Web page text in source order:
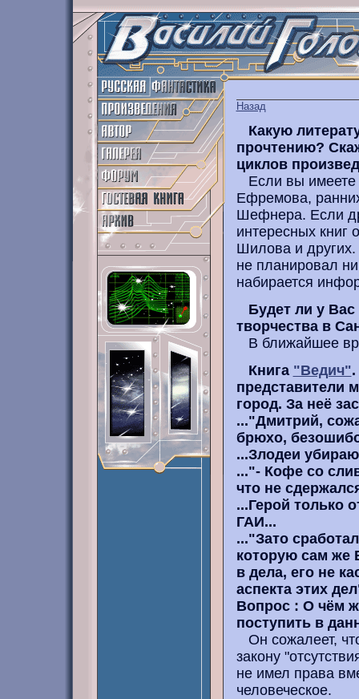
Назад
Какую
прочтению?
циклов
Если вы имеете
Ефремова,
Шефнера. Если
интересных
Шилова и
не планировал
набирается
Будет ли у
творчества в
В ближайшее
Книга "Ведич"
представители
город. За неё
..."Дмитрий,
брюхо,
...Злодеи
..."- Кофе со
что не
...Герой только
ГАИ...
..."Зато
которую сам же
в дела, его не
аспекта этих
Вопрос : О чём
поступить в
Он сожалеет,
закону
не имел права
человеческое.